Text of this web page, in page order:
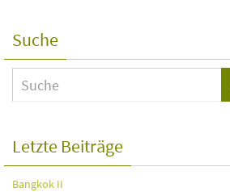
Suche
Letzte Beiträge
Bangkok II